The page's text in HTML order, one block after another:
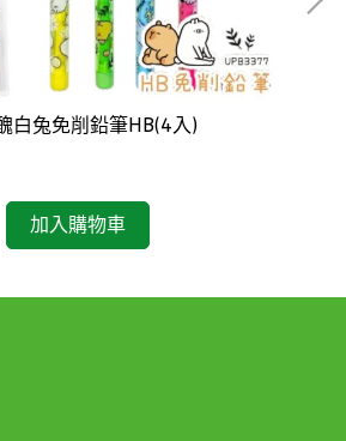
白兔免削鉛筆HB(4入)
加入購物車